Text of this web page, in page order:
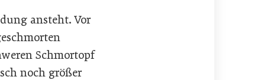
ansteht. Vor
Schmortopf
noch größer